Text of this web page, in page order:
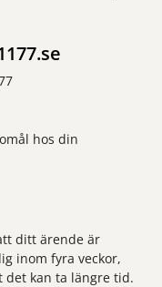
hos din
ditt ärende är
inom fyra veckor,
det kan ta längre tid.